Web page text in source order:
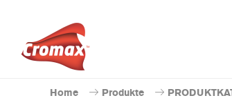
Home Produkte